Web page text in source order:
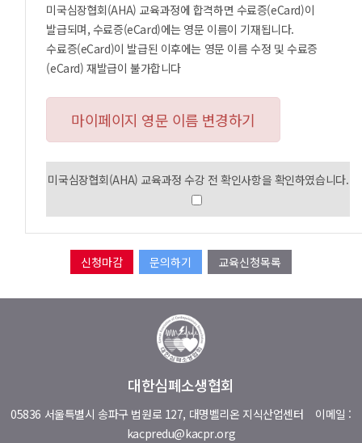
미국심장협회(AHA) 교육과정에 합격하면 수료증(eCard)이
발급되며, 수료증(eCard)에는 영문 이름이 기재됩니다.
수료증(eCard)이 발급된 이후에는 영문 이름 수정 및 수료증
(eCard) 재발급이 불가합니다
마이페이지 영문 이름 변경하기
미국심장협회(AHA) 교육과정 수강 전 확인사항을 확인하였습니다.
문의하기 교육신청목록
대한심폐소생협회
05836 서울특별시 송파구 법원로 127, 대명벨리온 지식산업센터 이메일 :
kacpredu@kacpr.org